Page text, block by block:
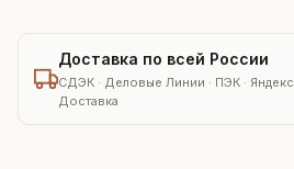
Доставка по всей России
СДЭК · Деловые Линии · ПЭК · Яндекс
Доставка